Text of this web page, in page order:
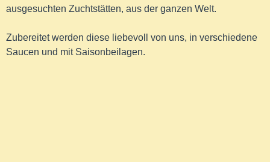
ausgesuchten Zuchtstätten, aus der ganzen Welt.
Zubereitet werden diese liebevoll von uns, in verschiedene
Saucen und mit Saisonbeilagen.